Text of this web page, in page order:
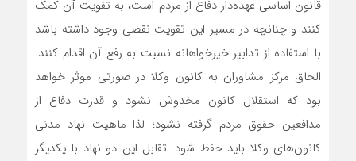
قانون اساسی عهده‌دار دفاع از مردم است، به تقویت آن کمک
کنند و چنانچه در مسیر این تقویت نقصی وجود داشته باشد
با استفاده از تدابیر خیرخواهانه نسبت به رفع آن اقدام کنند.
الحاق مرکز مشاوران به کانون وکلا در صورتی موثر خواهد
بود که استقلال کانون مخدوش نشود و قدرت دفاع از
مدافعین حقوق مردم گرفته نشود؛ لذا ماهیت نهاد مدنی
کانون‌های وکلا باید حفظ شود. تقابل این دو نهاد با یکدیگر